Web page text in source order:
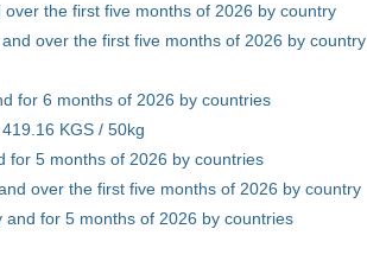
the first five months of 2026 by country
over the first five months of 2026 by country
for 6 months of 2026 by countries
KGS / 50kg
for 5 months of 2026 by countries
over the first five months of 2026 by country
for 5 months of 2026 by countries